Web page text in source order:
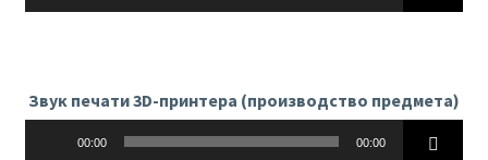
Звук печати 3D-принтера (производство предмета)
00:00 00:00